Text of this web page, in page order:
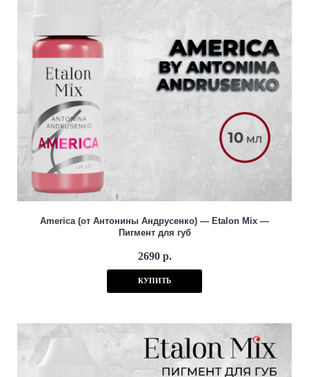
America (от Антонины Андрусенко) — Etalon Mix —
Пигмент для губ
2690 р.
КУПИТЬ